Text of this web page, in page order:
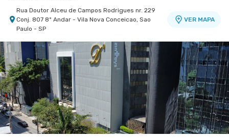
Rua Doutor Alceu de Campos Rodrigues nr. 229
Conj. 807 8º Andar - Vila Nova Conceicao, Sao
Paulo - SP
VER MAPA
Centro Médico São Luiz Jabaquara - Unidade
Peróbas
Hospital São Luiz Jabaquara
Rua Das Perobas nr. 266 - Jabaquara, Sao Paulo
- SP
VER MAPA
Centro Médico Brasil Santo André - Unidade José
de Melo
Hospital Brasil Santo André
Rua Jose de Melo nr. 180 - Vila Dora, Santo Andre
- SP
VER MAPA